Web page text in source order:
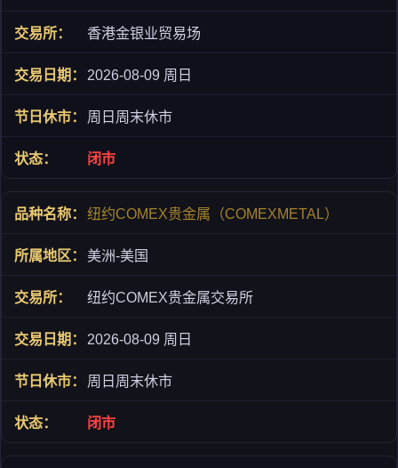
香港金银业贸易场
2026-08-09 周日
周日周末休市
闭市
纽约COMEX贵金属（COMEXMETAL）
美洲-美国
纽约COMEX贵金属交易所
2026-08-09 周日
周日周末休市
闭市